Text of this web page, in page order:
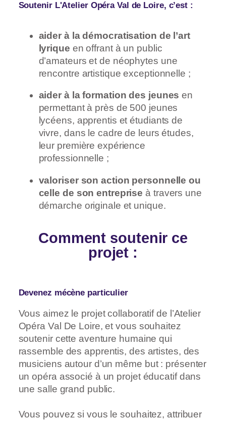
Soutenir L'Atelier Opéra Val de Loire, c’est :
aider à la démocratisation de l’art
lyrique en offrant à un public
d’amateurs et de néophytes une
rencontre artistique exceptionnelle ;
aider à la formation des jeunes en
permettant à près de 500 jeunes
lycéens, apprentis et étudiants de
vivre, dans le cadre de leurs études,
leur première expérience
professionnelle ;
valoriser son action personnelle ou
celle de son entreprise à travers une
démarche originale et unique.
Comment soutenir ce
projet :
Devenez mécène particulier
Vous aimez le projet collaboratif de l’Atelier
Opéra Val De Loire, et vous souhaitez
soutenir cette aventure humaine qui
rassemble des apprentis, des artistes, des
musiciens autour d’un même but : présenter
un opéra associé à un projet éducatif dans
une salle grand public.
Vous pouvez si vous le souhaitez, attribuer